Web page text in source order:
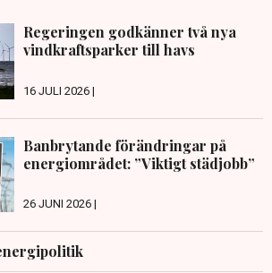
Regeringen godkänner två nya
vindkraftsparker till havs
16 JULI 2026 |
Banbrytande förändringar på
energiområdet: ”Viktigt städjobb”
26 JUNI 2026 |